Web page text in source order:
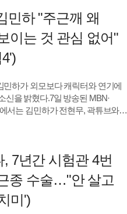
서 교육 활동을 이어가고 있으며
너가 아내를 돕고 있다고. 해이는
병행해야 했던 시간을 떠올리며
현했다.해이는 "혼자 미국에서
든 부분이 많았다. 아이들 픽드랍도
서 자신을 도왔다고 밝혔다.
을 때 집이 깨끗하면 '규순이가
"고 애정을 드러냈다.두 사람은
미를 더했다.특히, 그의 늘씬한
기럭지를 자랑해 놀라움을 안겼다.
낀 채 시크한 표정으로 카메라를
아내 팬들의 감탄을 샀다.사진을
다.한편, 고소영은 2010년 배우
에 1남 1녀를 두고 있다.이수민
민하 "주근깨 왜
이는 것 관심 없어"
민하가 외모보다 캐릭터와 연기에
신을 밝혔다.7일 방송된 MBN·
서는 김민하가 전현무, 곽튜브와
는 "사람의 내면 밑바닥까지
가득 찬 인물을 연기해보고
보여주고 싶은 욕심을 드러냈다.
에는 관심이 없냐"고 묻자
, 7년간 시험관 4번
종 수술…"안 살고
미')